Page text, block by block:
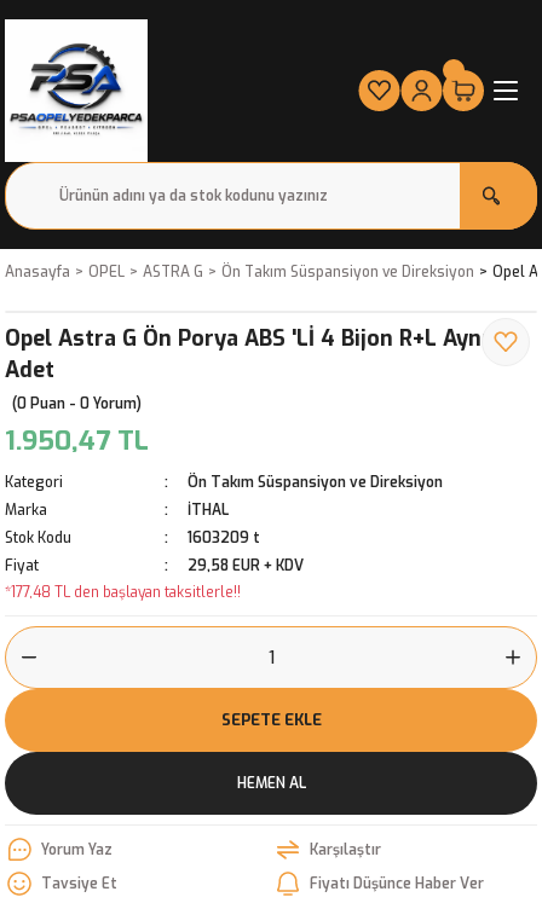
Anasayfa OPEL ASTRA G Ön Takım Süspansiyon ve Direksiyon Opel
Opel Astra G Ön Porya ABS 'Lİ 4 Bijon R+L Aynı
Adet
(0 Puan - 0 Yorum)
1.950,47 TL
Kategori
Ön Takım Süspansiyon ve Direksiyon
Marka
İTHAL
Stok Kodu
1603209 t
Fiyat
29,58 EUR + KDV
*177,48 TL den başlayan taksitlerle!!
SEPETE EKLE
HEMEN AL
Yorum Yaz
Karşılaştır
Tavsiye Et
Fiyatı Düşünce Haber Ver